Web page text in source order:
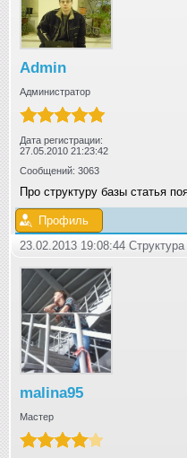
Admin
Администратор
Дата регистрации:
27.05.2010 21:23:42
Сообщений: 3063
Про структуру базы статья
Профиль
23.02.2013 19:08:44
malina95
Мастер